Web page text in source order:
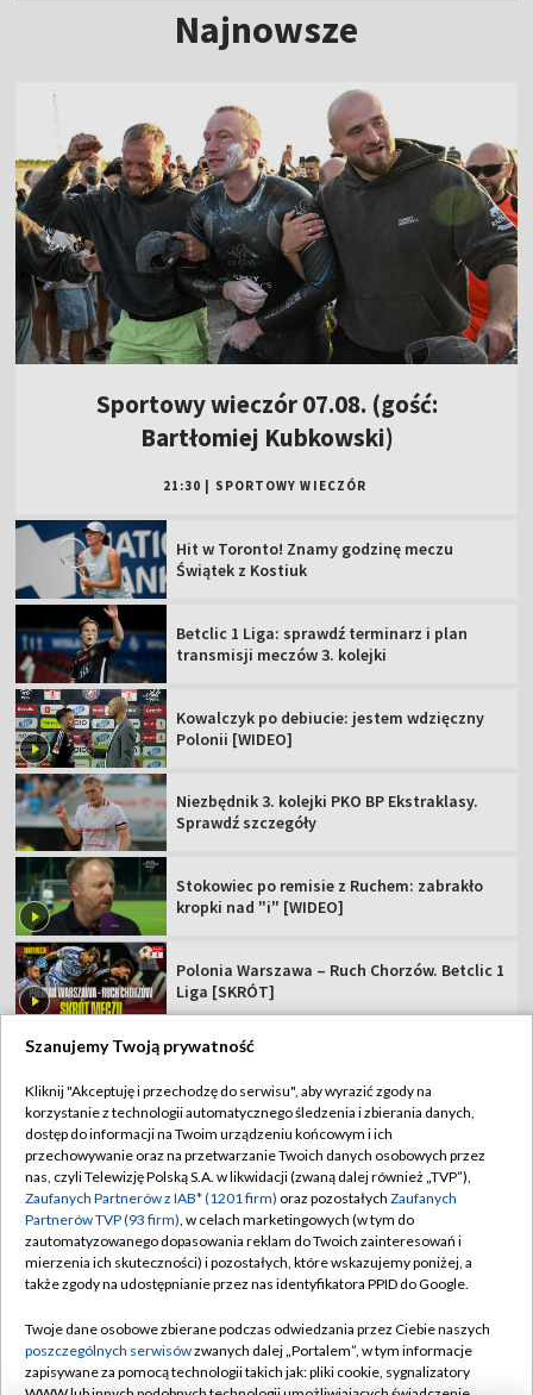
Najnowsze
Sportowy wieczór 07.08. (gość:
Bartłomiej Kubkowski)
21:30 SPORTOWY WIECZÓR
Hit w Toronto! Znamy godzinę meczu
Świątek z Kostiuk
Betclic 1 Liga: sprawdź terminarz i plan
transmisji meczów 3. kolejki
Kowalczyk po debiucie: jestem wdzięczny
Polonii [WIDEO]
Niezbędnik 3. kolejki PKO BP Ekstraklasy.
Sprawdź szczegóły
Stokowiec po remisie z Ruchem: zabrakło
kropki nad "i" [WIDEO]
Polonia Warszawa – Ruch Chorzów. Betclic 1
Liga [SKRÓT]
TVP
Abonament TVP
Sklep TVP
Biuro Reklamy
Oferta Handlowa
Emisja w TVP
Rada Programowa
Regulamin TVP
Polityka prywatności
Moje zgody
Biuro reklamy
Kanały
Szanujemy Twoją prywatność
Kliknij "Akceptuję i przechodzę do serwisu", aby wyrazić zgody na
korzystanie z technologii automatycznego śledzenia i zbierania danych,
dostęp do informacji na Twoim urządzeniu końcowym i ich
przechowywanie oraz na przetwarzanie Twoich danych osobowych przez
nas, czyli Telewizję Polską S.A. w likwidacji (zwaną dalej również „TVP”),
Zaufanych Partnerów z IAB* (1201 firm) oraz pozostałych Zaufanych
Partnerów TVP (93 firm), w celach marketingowych (w tym do
zautomatyzowanego dopasowania reklam do Twoich zainteresowań i
mierzenia ich skuteczności) i pozostałych, które wskazujemy poniżej, a
także zgody na udostępnianie przez nas identyfikatora PPID do Google.
Twoje dane osobowe zbierane podczas odwiedzania przez Ciebie naszych
poszczególnych serwisówzwanych dalej „Portalem”, w tym informacje
zapisywane za pomocą technologii takich jak: pliki cookie, sygnalizatory